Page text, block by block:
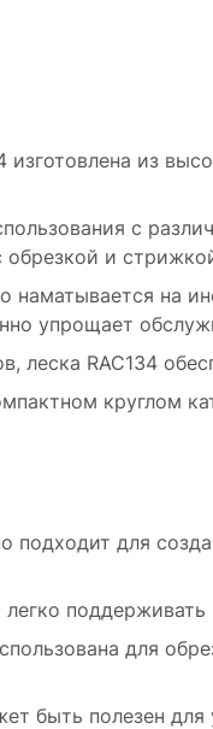
из
с
и
наматывается на
упрощает
леска RAC134
круглом
для
поддерживать
для
быть полезен